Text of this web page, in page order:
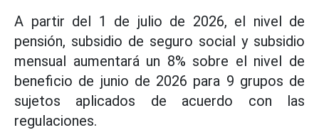
A partir del 1 de julio de 2026, el nivel de
pensión, subsidio de seguro social y subsidio
mensual aumentará un 8% sobre el nivel de
beneficio de junio de 2026 para 9 grupos de
sujetos aplicados de acuerdo con las
regulaciones.